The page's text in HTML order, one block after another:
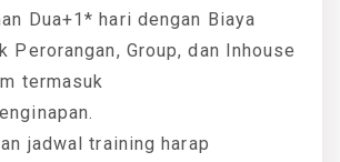
Dua+1* hari dengan Biaya
Perorangan, Group, dan Inhouse
termasuk
jadwal training harap